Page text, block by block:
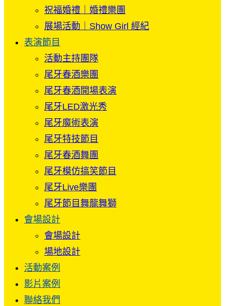
祝福婚禮｜婚禮樂團
展場活動｜Show Girl 經紀
表演節目
活動主持團隊
尾牙春酒樂團
尾牙春酒開場表演
尾牙LED激光秀
尾牙魔術表演
尾牙特技節目
尾牙春酒舞團
尾牙模仿搞笑節目
尾牙Live樂團
尾牙節目舞龍舞獅
會場設計
會場設計
場地設計
活動案例
影片案例
聯絡我們